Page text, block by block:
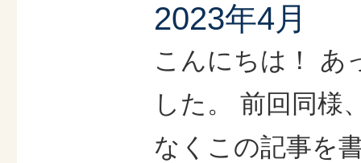
2023年4月
こんにちは！ あ
した。 前回同様
なくこの記事を